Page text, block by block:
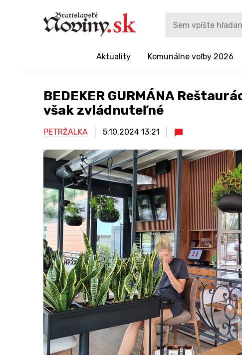
Aktuality Komunálne voľby 2026
BEDEKER GURMÁNA
však zvládnuteľné
PETRŽALKA 5.10.2024 13:21